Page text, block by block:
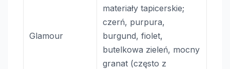
Glamour
materiały tapicerskie;
czerń, purpura,
burgund, fiolet,
butelkowa zieleń, mocny
granat (często z